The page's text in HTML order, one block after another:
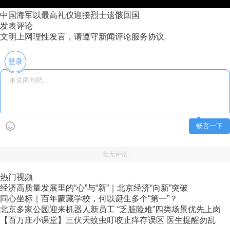
中国海军以最高礼仪迎接烈士遗骸回国
发表评论
文明上网理性发言，请遵守新闻评论服务协议
登录
畅言一下
暂无评论
热门视频
经济高质量发展里的“心”与“新”｜北京经济“向新”突破
同心坐标｜百年蒙藏学校，何以诞生多个“第一”？
北京多家公园迎来机器人新员工 “乏脏险难”四类场景优先上岗
【百万庄小课堂】三伏天蚊虫叮咬止痒存误区 医生提醒勿乱